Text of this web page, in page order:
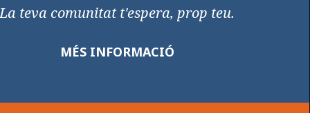
La teva comunitat t'espera, prop teu.
MÉS INFORMACIÓ